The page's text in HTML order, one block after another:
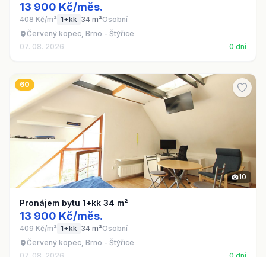
13 900 Kč/měs.
408 Kč/m² 1+kk 34 m²Osobní
Červený kopec, Brno - Štýřice
07. 08. 2026
0 dní
60
10
Pronájem bytu 1+kk 34 m²
13 900 Kč/měs.
409 Kč/m² 1+kk 34 m²Osobní
Červený kopec, Brno - Štýřice